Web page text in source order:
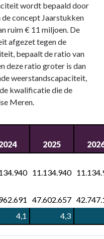
wordt bepaald door
de concept Jaarstukken
ruim € 11 miljoen. De
afgezet tegen de
bepaalt de ratio van
deze ratio groter is dan
weerstandscapaciteit,
kwalificatie die de
Meren.
2025
11.134.940
47.602.657
4,1 4,3